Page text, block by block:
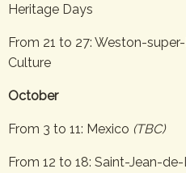
Heritage Days
From 21 to 27: Weston-
Culture
October
From 3 to 11: Mexico (TBC)
From 12 to 18: Saint-Jean-